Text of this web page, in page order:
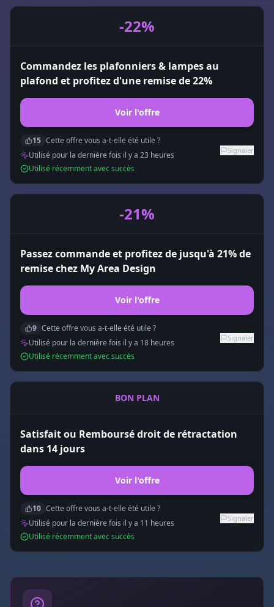
-22%
Commandez les plafonniers & lampes au
plafond et profitez d'une remise de 22%
Voir l'offre
15 Cette offre vous a-t-elle été utile ?
Utilisé pour la dernière fois il y a 23 heures
Utilisé récemment avec succès
Signaler
-21%
Passez commande et profitez de jusqu'à 21% de
remise chez My Area Design
Voir l'offre
9 Cette offre vous a-t-elle été utile ?
Utilisé pour la dernière fois il y a 18 heures
Utilisé récemment avec succès
Signaler
BON PLAN
Satisfait ou Remboursé droit de rétractation
dans 14 jours
Voir l'offre
10 Cette offre vous a-t-elle été utile ?
Utilisé pour la dernière fois il y a 11 heures
Utilisé récemment avec succès
Signaler